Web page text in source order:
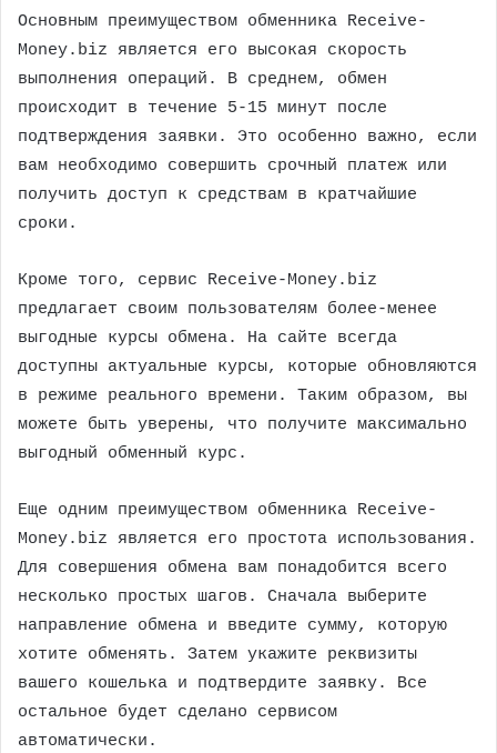
Основным преимуществом обменника Receive-
Money.biz является его высокая скорость
выполнения операций. В среднем, обмен
происходит в течение 5-15 минут после
подтверждения заявки. Это особенно важно, если
вам необходимо совершить срочный платеж или
получить доступ к средствам в кратчайшие
сроки.
Кроме того, сервис Receive-Money.biz
предлагает своим пользователям более-менее
выгодные курсы обмена. На сайте всегда
доступны актуальные курсы, которые обновляются
в режиме реального времени. Таким образом, вы
можете быть уверены, что получите максимально
выгодный обменный курс.
Еще одним преимуществом обменника Receive-
Money.biz является его простота использования.
Для совершения обмена вам понадобится всего
несколько простых шагов. Сначала выберите
направление обмена и введите сумму, которую
хотите обменять. Затем укажите реквизиты
вашего кошелька и подтвердите заявку. Все
остальное будет сделано сервисом
автоматически.